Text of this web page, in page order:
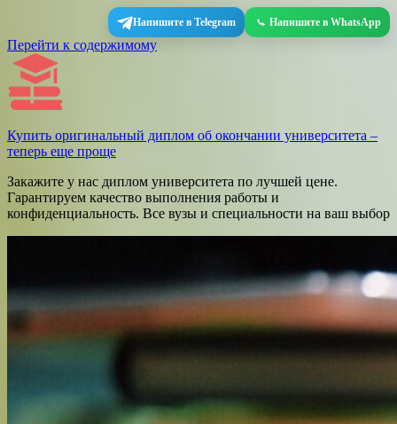
Напишите в Telegram Напишите в WhatsApp
Перейти к содержимому
Купить оригинальный диплом об окончании университета –
теперь еще проще
Закажите у нас диплом университета по лучшей цене.
Гарантируем качество выполнения работы и
конфиденциальность. Все вузы и специальности на ваш выбор